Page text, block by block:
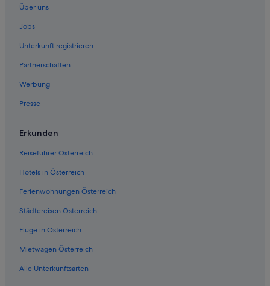
Über uns
Jobs
Unterkunft registrieren
Partnerschaften
Werbung
Presse
Erkunden
Reiseführer Österreich
Hotels in Österreich
Ferienwohnungen Österreich
Städtereisen Österreich
Flüge in Österreich
Mietwagen Österreich
Alle Unterkunftsarten